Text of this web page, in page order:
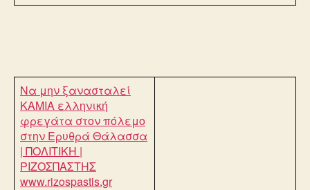
Να μην ξανασταλεί
ΚΑΜΙΑ ελληνική
φρεγάτα στον πόλεμο
στην Ερυθρά Θάλασσα
| ΠΟΛΙΤΙΚΗ |
ΡΙΖΟΣΠΑΣΤΗΣ
www.rizospastis.gr